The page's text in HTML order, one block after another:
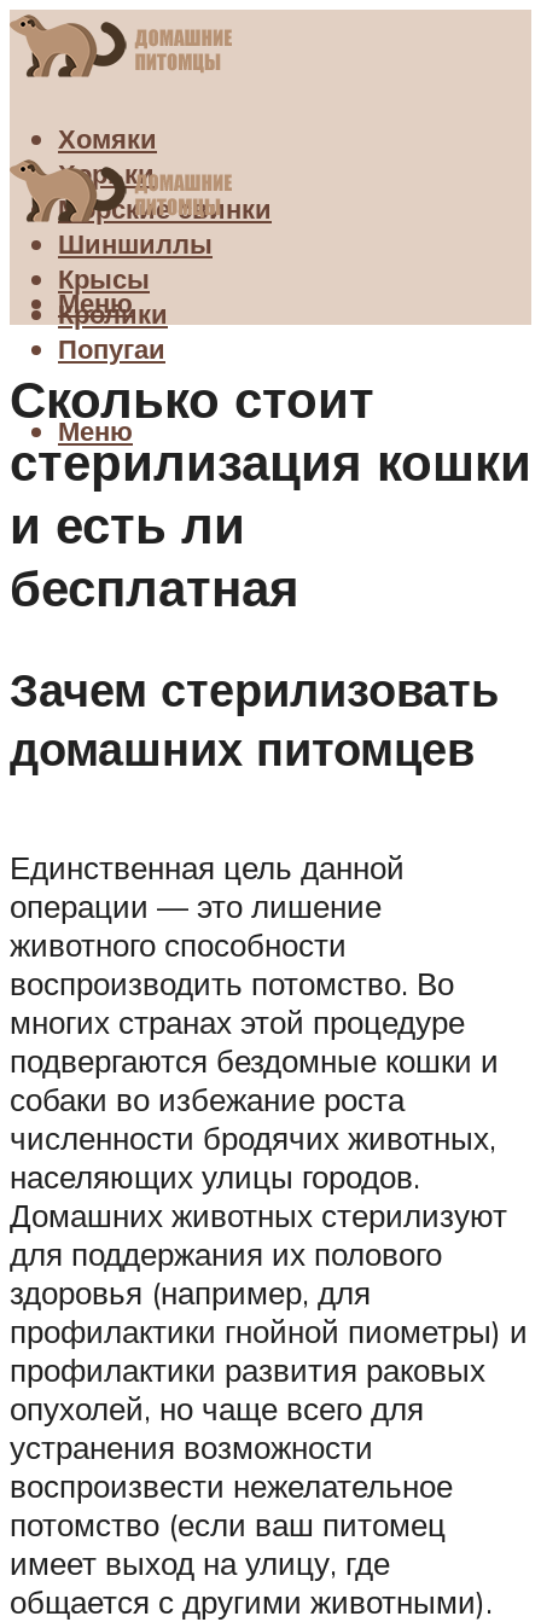
Хомяки
Хорьки
Морские свинки
Шиншиллы
Крысы
Кролики
Попугаи
Меню
Меню
Сколько стоит
стерилизация кошки
и есть ли
бесплатная
Зачем стерилизовать
домашних питомцев
Единственная цель данной
операции — это лишение
животного способности
воспроизводить потомство. Во
многих странах этой процедуре
подвергаются бездомные кошки и
собаки во избежание роста
численности бродячих животных,
населяющих улицы городов.
Домашних животных стерилизуют
для поддержания их полового
здоровья (например, для
профилактики гнойной пиометры) и
профилактики развития раковых
опухолей, но чаще всего для
устранения возможности
воспроизвести нежелательное
потомство (если ваш питомец
имеет выход на улицу, где
общается с другими животными).